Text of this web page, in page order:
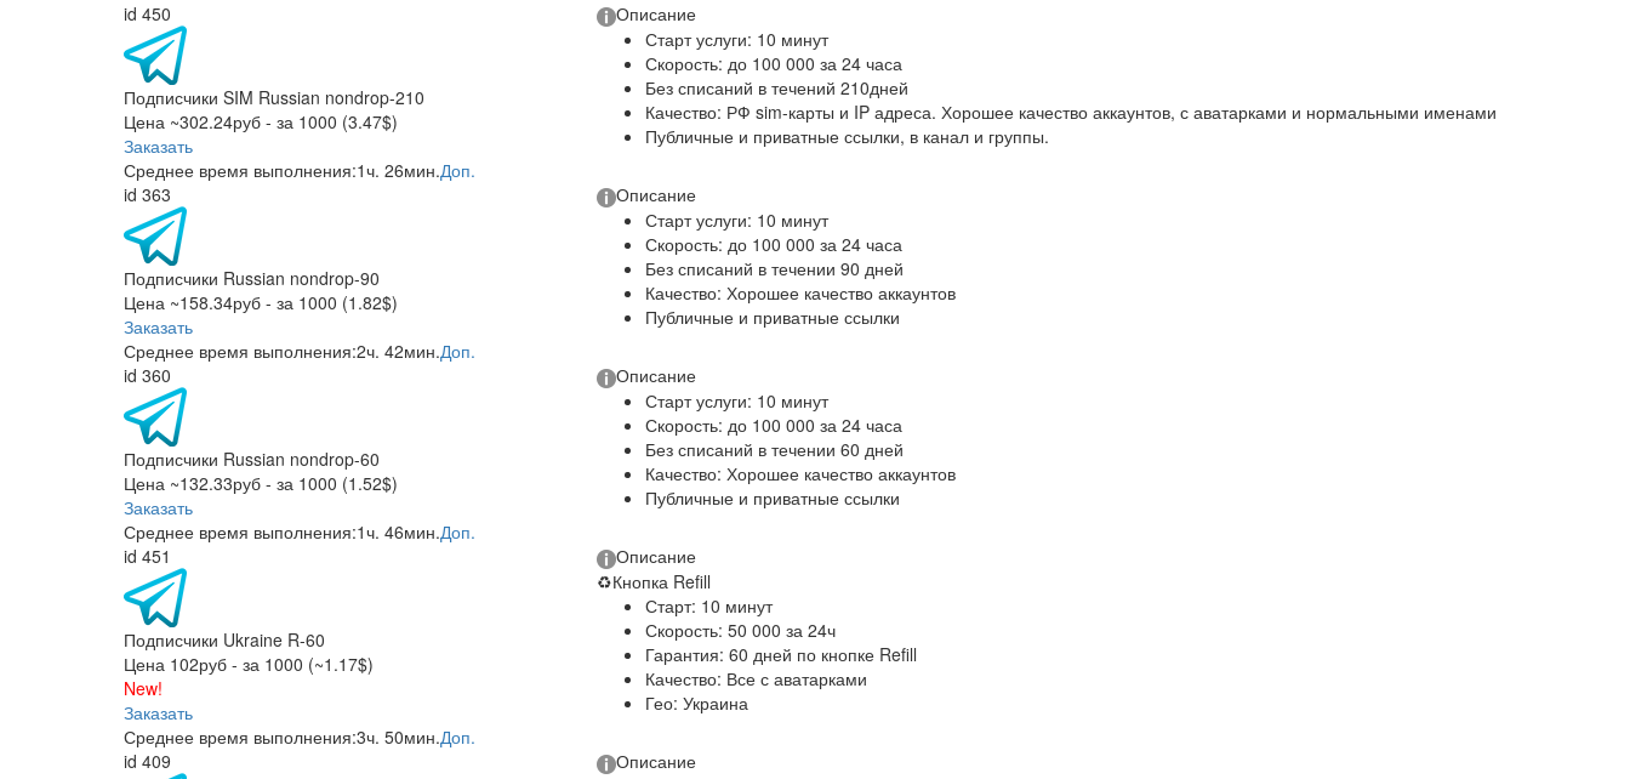
id 450
Подписчики SIM Russian nondrop-210
Цена ~302.24руб - за 1000 (3.47$)
Заказать
Среднее время выполнения:1ч. 26мин.Доп.
Описание
Старт услуги: 10 минут
Скорость: до 100 000 за 24 часа
Без списаний в течений 210дней
Качество: РФ sim-карты и IP адреса. Хорошее качество аккаунтов, с аватарками и нормальными именами
Публичные и приватные ссылки, в канал и группы.
id 363
Подписчики Russian nondrop-90
Цена ~158.34руб - за 1000 (1.82$)
Заказать
Среднее время выполнения:2ч. 42мин.Доп.
Описание
Старт услуги: 10 минут
Скорость: до 100 000 за 24 часа
Без списаний в течении 90 дней
Качество: Хорошее качество аккаунтов
Публичные и приватные ссылки
id 360
Подписчики Russian nondrop-60
Цена ~132.33руб - за 1000 (1.52$)
Заказать
Среднее время выполнения:1ч. 46мин.Доп.
Описание
Старт услуги: 10 минут
Скорость: до 100 000 за 24 часа
Без списаний в течении 60 дней
Качество: Хорошее качество аккаунтов
Публичные и приватные ссылки
id 451
Подписчики Ukraine R-60
Цена 102руб - за 1000 (~1.17$)
New!
Заказать
Среднее время выполнения:3ч. 50мин.Доп.
Описание
♻Кнопка Refill
Старт: 10 минут
Скорость: 50 000 за 24ч
Гарантия: 60 дней по кнопке Refill
Качество: Все с аватарками
Гео: Украина
id 409
Описание